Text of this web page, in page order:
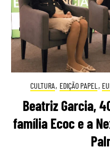
CULTURA, EDIÇÃO PAPEL ,
Beatriz Garcia,
família Ecoc e a